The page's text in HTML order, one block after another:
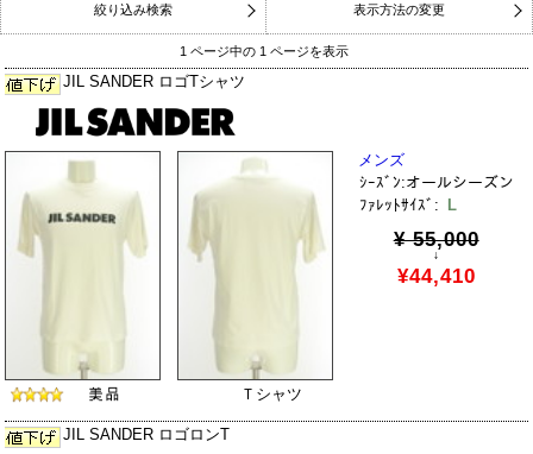
絞り込み検索 表示方法の変更
1 ページ中の 1 ページを表示
JIL SANDER ロゴTシャツ
メンズ
ｼｰｽﾞﾝ:オールシーズン
ﾌｧﾚｯﾄｻｲｽﾞ:
L
¥ 55,000
↓
¥44,410
Ｔシャツ
JIL SANDER ロゴロンT